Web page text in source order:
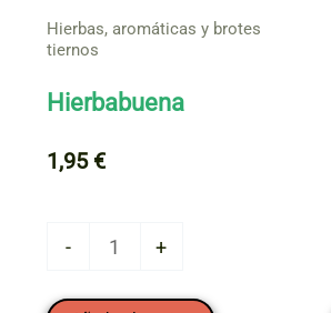
Hierbas, aromáticas y brotes
tiernos
Hierbabuena
1,95 €
-
Hierbabuena +